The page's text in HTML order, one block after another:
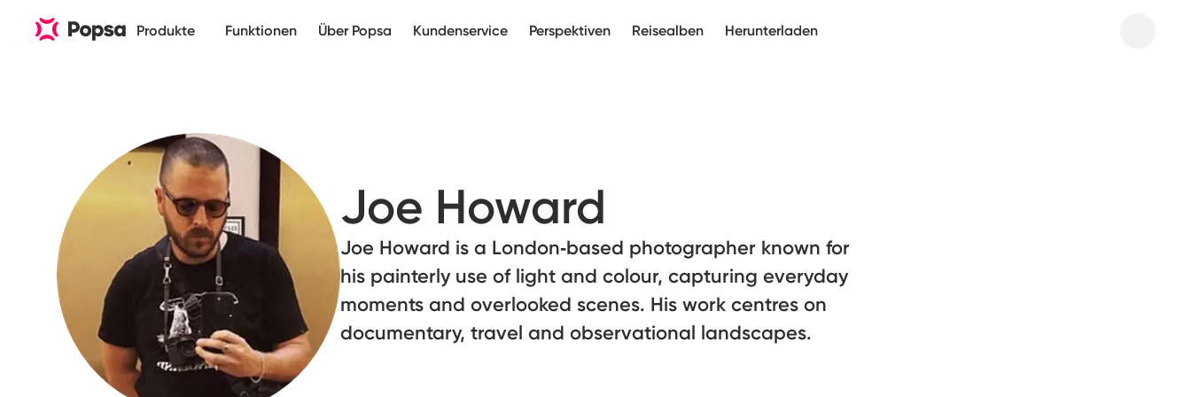
Produkte Funktionen Über Popsa Kundenservice Perspektiven Reisealben Herunterladen
Joe Howard
Joe Howard is a London‑based photographer known for
his painterly use of light and colour, capturing everyday
moments and overlooked scenes. His work centres on
documentary, travel and observational landscapes.